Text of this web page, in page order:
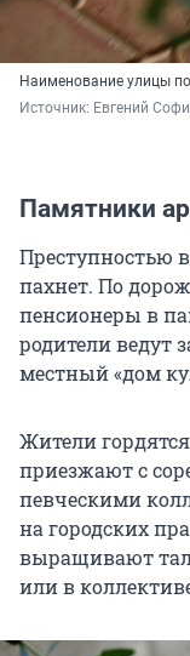
Наименование улицы
Источник: Евгений
Памятники
Преступностью
пахнет. По
пенсионеры в
родители ведут
местный «дом
Жители
приезжают с
певческими
на городских
выращивают
или в